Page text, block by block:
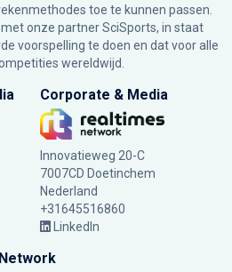
toe te kunnen passen.
onze partner SciSports, in staat
voorspelling te doen en dat voor alle
wereldwijd.
Corporate & Media
Innovatieweg 20-C
7007CD Doetinchem
Nederland
+31645516860
LinkedIn